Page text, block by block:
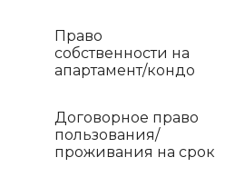
Право
собственности на
апартамент/кондо
Договорное право
пользования/
проживания на срок